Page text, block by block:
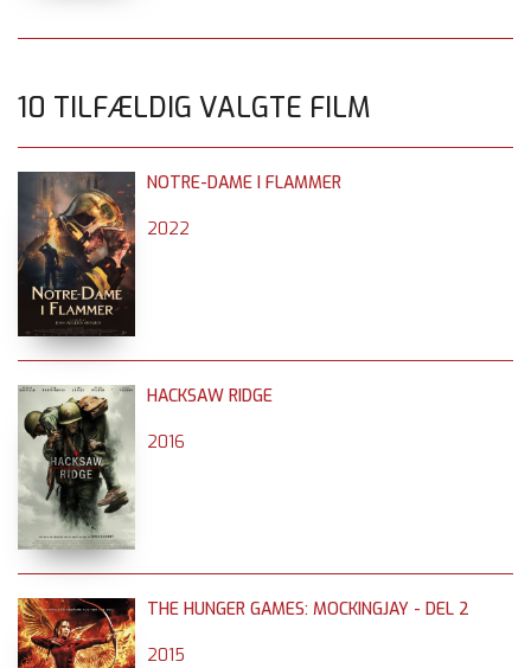
10 TILFÆLDIG VALGTE FILM
NOTRE-DAME I FLAMMER
2022
HACKSAW RIDGE
2016
THE HUNGER GAMES: MOCKINGJAY - DEL 2
2015